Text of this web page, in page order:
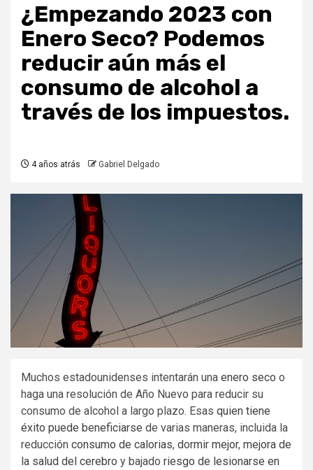
¿Empezando 2023 con
Enero Seco? Podemos
reducir aún más el
consumo de alcohol a
través de los impuestos.
4 años atrás Gabriel Delgado
Muchos estadounidenses intentarán una enero seco o
haga una resolución de Año Nuevo para reducir su
consumo de alcohol a largo plazo. Esas quien tiene
éxito puede beneficiarse de varias maneras, incluida la
reducción consumo de calorias, dormir mejor, mejora de
la salud del cerebro y bajado riesgo de lesionarse en